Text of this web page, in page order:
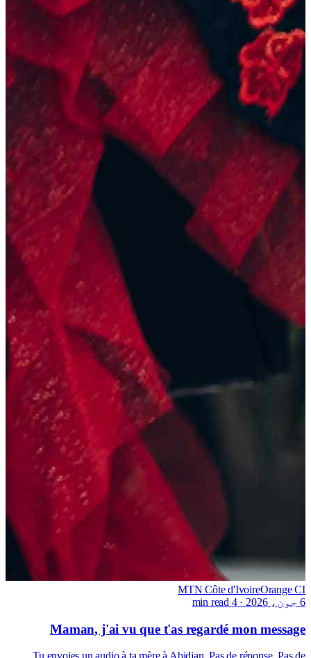
MTN Côte d'IvoireOrange CI
6 جون، 2026
·
4 min read
Maman, j'ai vu que t'as regardé mon message